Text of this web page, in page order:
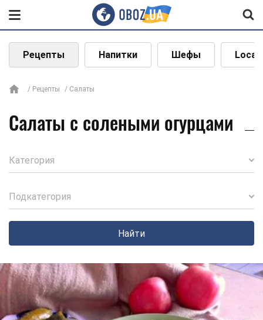
Рецепты Напитки Шефы Local
Рецепты Салаты
Салаты с солеными огурцами
Категория
Подкатегория
Найти